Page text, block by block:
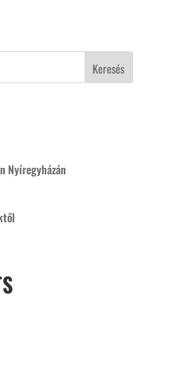
Keresés
Nyíregyházán